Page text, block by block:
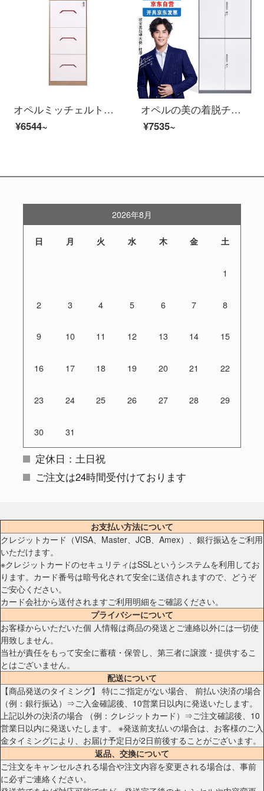
オペルミッチェルトオフィスキャビネット資料キャビネットネットネットネットのカードケース引上げキャビネットFC/A 4立式アーカイブキャビネットの三斗(452タイプ)
¥6544~
オペルの美の着脱チェイストの資料の箱の書類棚の鋼製の鉄の皮の箱の倉庫は双節の箱を通して1850*900*400を通します
¥7535~
2026年8月
日 月 火 水 木 金 土
1
2 3 4 5 6 7 8
9 10 11 12 13 14 15
16 17 18 19 20 21 22
23 24 25 26 27 28 29
30 31
定休日：土日祝
ご注文は24時間受付けております
お支払い方法について
クレジットカード（VISA、Master、JCB、Amex）、銀行振込をご利用
いただけます。
※クレジットカードのセキュリティはSSLというシステムを利用してお
ります。カード番号は暗号化されて安全に送信されますので、どうぞ
ご安心ください。
カード会社から送付されますご利用明細をご確認ください。
プライバシーについて
お客様からいただいた個 人情報は商品の発送とご連絡以外には一切使
用致しません。
当社が責任をもって安全に蓄積・保管し、第三者に譲渡・提供するこ
とはございません。
配送について
【商品発送のタイミング】 特にご指定がない場合、 前払い決済の場合
（例：銀行振込）⇒ご入金確認後、10営業日以内に発送いたします。
上記以外の決済の場合 （例：クレジットカード）⇒ご注文確認後、10
営業日以内に発送いたします。 ※発送前支払いの場合は、お客様のご入
金タイミングにより、お届け予定日が2日前後することがございます。
返品、交換について
ご注文をキャンセルされる場合や注文内容を変更される場合は、事前
に必ずご連絡ください。